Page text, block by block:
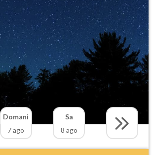
Domani
7 ago
Sa
8 ago